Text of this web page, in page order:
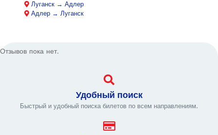
Луганск → Адлер
Адлер → Луганск
Отзывов пока нет.
Удобный поиск
Быстрый и удобный поиска билетов по всем направлениям.